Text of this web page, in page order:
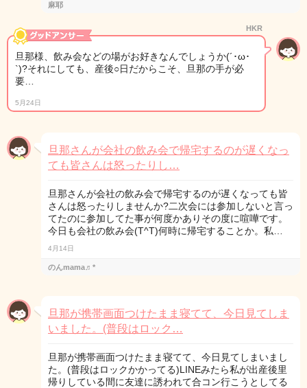
麻耶
HKR
旦那様、飲み会などの場がお好きなんでしょうか(´･ω･
`)?それにしても、産後○日だからこそ、旦那の手が必
要…
5月24日
旦那さんが会社の飲み会で帰宅するのが遅くなっ
ても皆さんは怒ったりし…
旦那さんが会社の飲み会で帰宅するのが遅くなっても皆
さんは怒ったりしませんか?二次会には参加しないと言っ
てたのに参加してた事が何度かありその度に喧嘩です。
今日も会社の飲み会(T^T)何時に帰宅することか。私…
4月14日
のんmama♬*
旦那が携帯画面つけたまま寝てて、今日見てしま
いました。(普段はロック…
旦那が携帯画面つけたまま寝てて、今日見てしまいまし
た。(普段はロックかかってる)LINEみたら私が出産後里
帰りしている間に友達に誘われて合コン行こうとしてる